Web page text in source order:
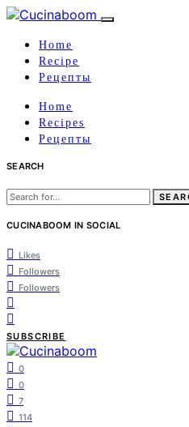
Home
Recipe
Рецепты
Home
Recipes
Рецепты
SEARCH
Search
for:
CUCINABOOM IN SOCIAL
Likes
Followers
Followers
SUBSCRIBE
0
0
7
114